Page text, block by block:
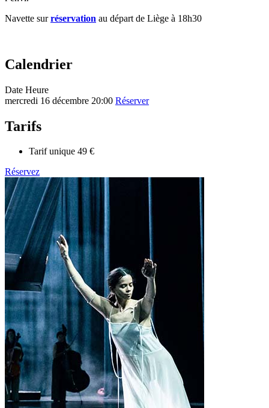
Navette surréservation au départ de Liège à 18h30
Calendrier
Date Heure
mercredi 16 décembre 20:00 Réserver
Tarifs
Tarif unique 49 €
Réservez